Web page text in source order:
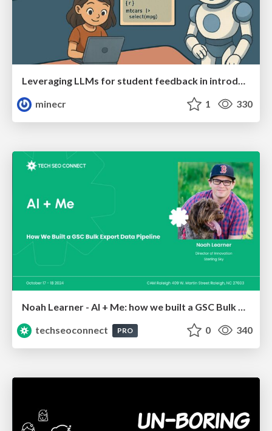
minecr
1 330
Noah Learner - AI + Me: how we built a GSC Bulk Export data pipeline
techseoconnect
PRO 0 340